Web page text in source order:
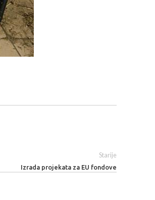
Starije
Izrada projekata za EU fondove